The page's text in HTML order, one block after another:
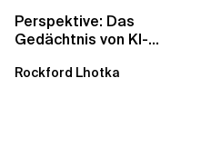
Perspektive: Das
Gedächtnis von KI-
dem...
Rockford Lhotka